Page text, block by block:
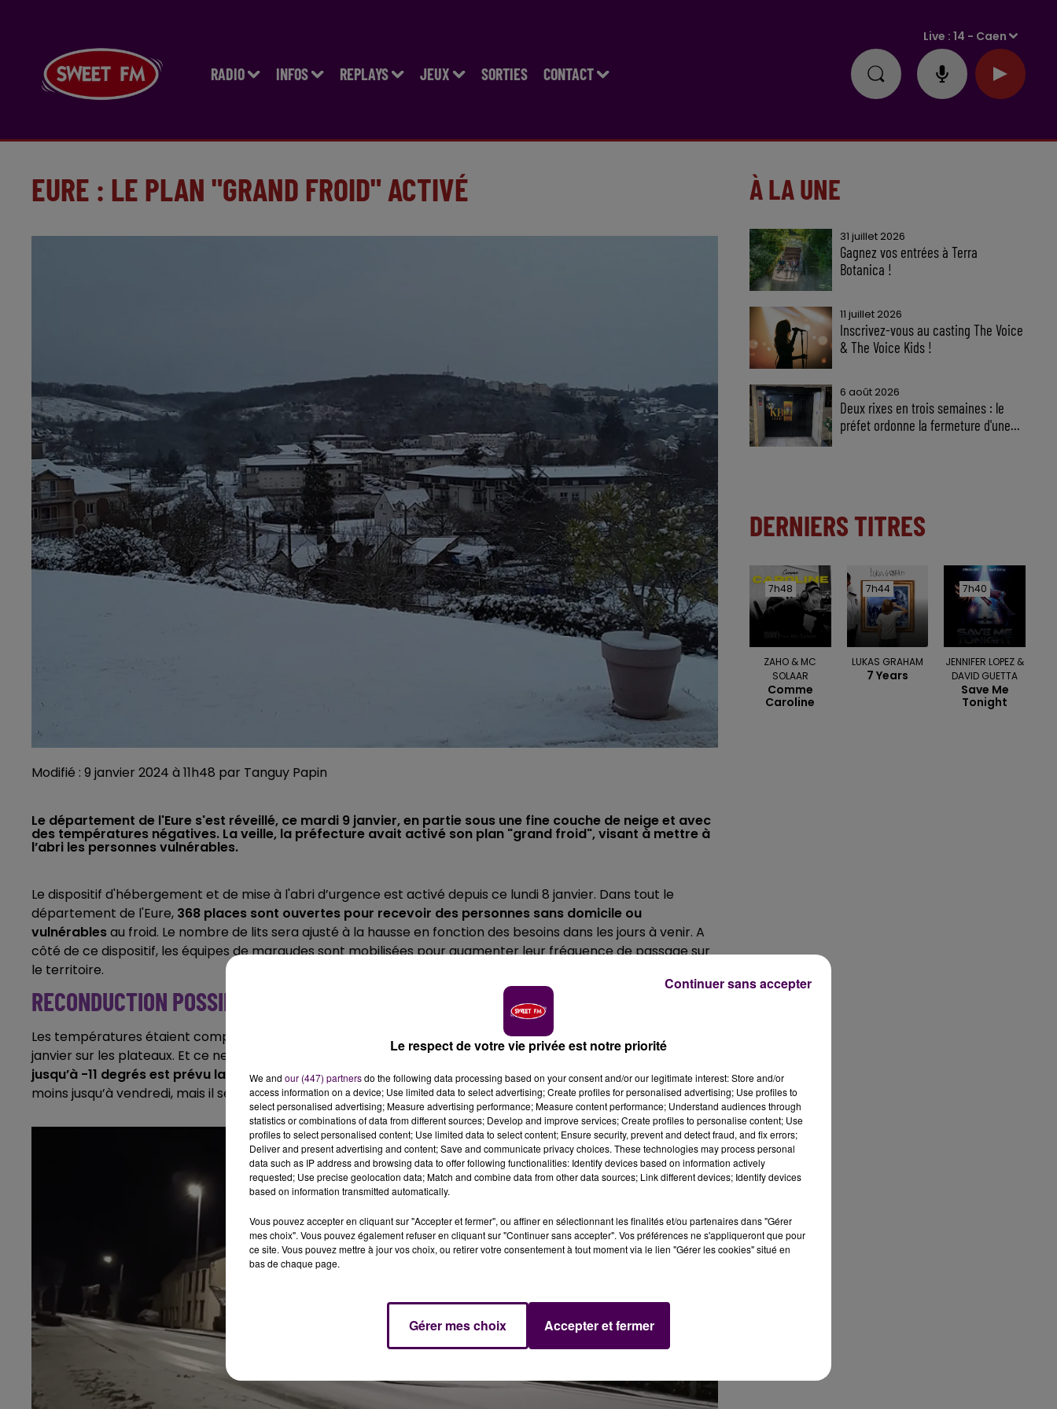
RADIO INFOS REPLAYS JEUX SORTIES CONTACT
Live :14 - Caen
EURE : LE PLAN "GRAND FROID" ACTIVÉ
Modifié : 9 janvier 2024 à 11h48 par Tanguy Papin
Le département de l'Eure s'est réveillé, ce mardi 9 janvier, en partie sous une fine couche de neige et avec
des températures négatives. La veille, la préfecture avait activé son plan "grand froid", visant à mettre à
l’abri les personnes vulnérables.
Le dispositif d'hébergement et de mise à l'abri d’urgence est activé depuis ce lundi 8 janvier. Dans tout le
département de l'Eure, 368 places sont ouvertes pour recevoir des personnes sans domicile ou
vulnérablesau froid. Le nombre de lits sera ajusté à la hausse en fonction des besoins dans les jours à venir. A
côté de ce dispositif, les équipes de maraudes sont mobilisées pour augmenter leur fréquence de passage sur
le territoire.
RECONDUCTION POSSIBLE
Les températures étaient comprises entre -4 et -2 degrés aux premières heures de la matinée ce mardi 9
janvier sur les plateaux. Et ce ne sont pas les valeurs les plus basses attendues cette semaine.Un"ressenti"
jusqu’à -11 degrés est prévu la nuit prochaine. Selon la préfecture, le plan"grand froid"restera d'actualité au
moins jusqu’à vendredi, mais il sera reconduit"si les conditions météorologiques actuelles sont maintiennent".
À LA UNE
31 juillet 2026
Gagnez vos entrées à Terra
Botanica !
11 juillet 2026
Inscrivez-vous au casting The Voice
& The Voice Kids !
6 août 2026
Deux rixes en trois semaines : le
préfet ordonne la fermeture d'une...
DERNIERS TITRES
7h48
7h48
ZAHO & MC
SOLAAR
Comme
Caroline
7h44
7h44
LUKAS GRAHAM
7 Years
7h40
7h40
JENNIFER LOPEZ &
DAVID GUETTA
Save Me
Tonight
Le respect de votre vie privée est notre priorité
We and our (447) partnersdo the following data processing based on your consent and/or our legitimate interest: Store and/or
access information on a device; Use limited data to select advertising; Create profiles for personalised advertising; Use profiles to
select personalised advertising; Measure advertising performance; Measure content performance; Understand audiences through
statistics or combinations of data from different sources; Develop and improve services; Create profiles to personalise content; Use
profiles to select personalised content; Use limited data to select content; Ensure security, prevent and detect fraud, and fix errors;
Deliver and present advertising and content; Save and communicate privacy choices. These technologies may process personal
data such as IP address and browsing data to offer following functionalities: Identify devices based on information actively
requested; Use precise geolocation data; Match and combine data from other data sources; Link different devices; Identify devices
based on information transmitted automatically.
Vous pouvez accepter en cliquant sur "Accepter et fermer", ou affiner en sélectionnant les finalités et/ou partenaires dans "Gérer
mes choix". Vous pouvez également refuser en cliquant sur "Continuer sans accepter". Vos préférences ne s'appliqueront que pour
ce site. Vous pouvez mettre à jour vos choix, ou retirer votre consentement à tout moment via le lien "Gérer les cookies" situé en
bas de chaque page.
Gérer mes choix Accepter et fermer
Continuer sans accepter